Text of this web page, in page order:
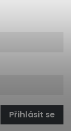
Přihlásit se